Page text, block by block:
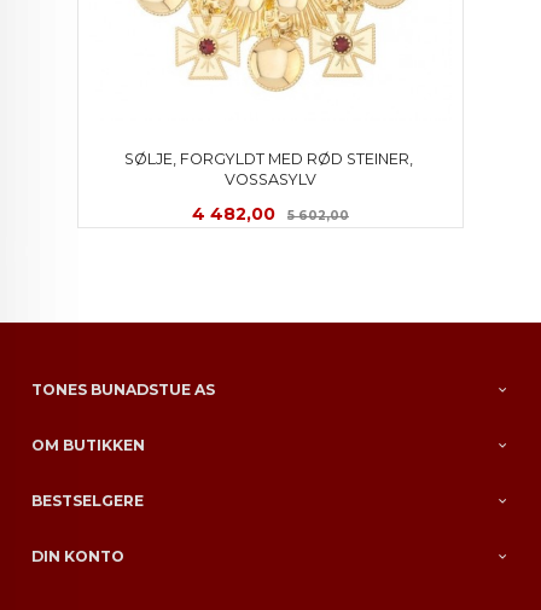
SØLJE, FORGYLDT MED RØD STEINER,
VOSSASYLV
Tilbud
4 482,00 5 602,00Rabatt
TONES BUNADSTUE AS
OM BUTIKKEN
BESTSELGERE
DIN KONTO